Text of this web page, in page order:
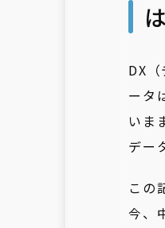
DX
ータ
いま
デー
この
今、